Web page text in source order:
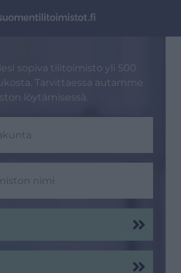
sopiva tilitoimisto yli 500
Tarvittaessa autamme
löytämisessä.